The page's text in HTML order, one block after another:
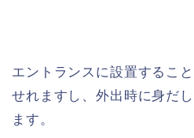
エントランスに設置するこ
せれますし、外出時に身だ
ます。